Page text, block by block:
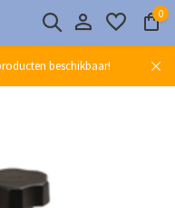
0
beschikbaar!